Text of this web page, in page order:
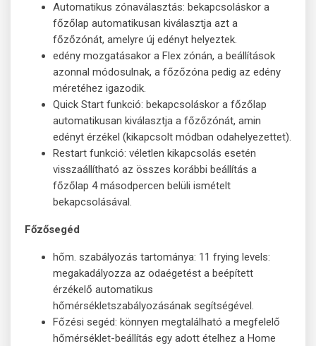
Automatikus zónaválasztás: bekapcsoláskor a
főzőlap automatikusan kiválasztja azt a
főzőzónát, amelyre új edényt helyeztek.
edény mozgatásakor a Flex zónán, a beállítások
azonnal módosulnak, a főzőzóna pedig az edény
méretéhez igazodik.
Quick Start funkció: bekapcsoláskor a főzőlap
automatikusan kiválasztja a főzőzónát, amin
edényt érzékel (kikapcsolt módban odahelyezettet).
Restart funkció: véletlen kikapcsolás esetén
visszaállítható az összes korábbi beállítás a
főzőlap 4 másodpercen belüli ismételt
bekapcsolásával.
Főzősegéd
hőm. szabályozás tartománya: 11 frying levels:
megakadályozza az odaégetést a beépített
érzékelő automatikus
hőmérsékletszabályozásának segítségével.
Főzési segéd: könnyen megtalálható a megfelelő
hőmérséklet-beállítás egy adott ételhez a Home